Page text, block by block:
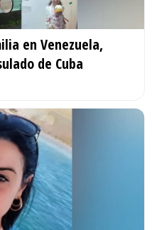
en Venezuela,
de Cuba